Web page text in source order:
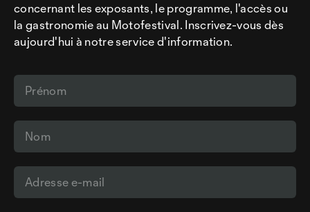
concernant les exposants, le programme, l'accès ou
la gastronomie au Motofestival. Inscrivez-vous dès
aujourd'hui à notre service d'information.